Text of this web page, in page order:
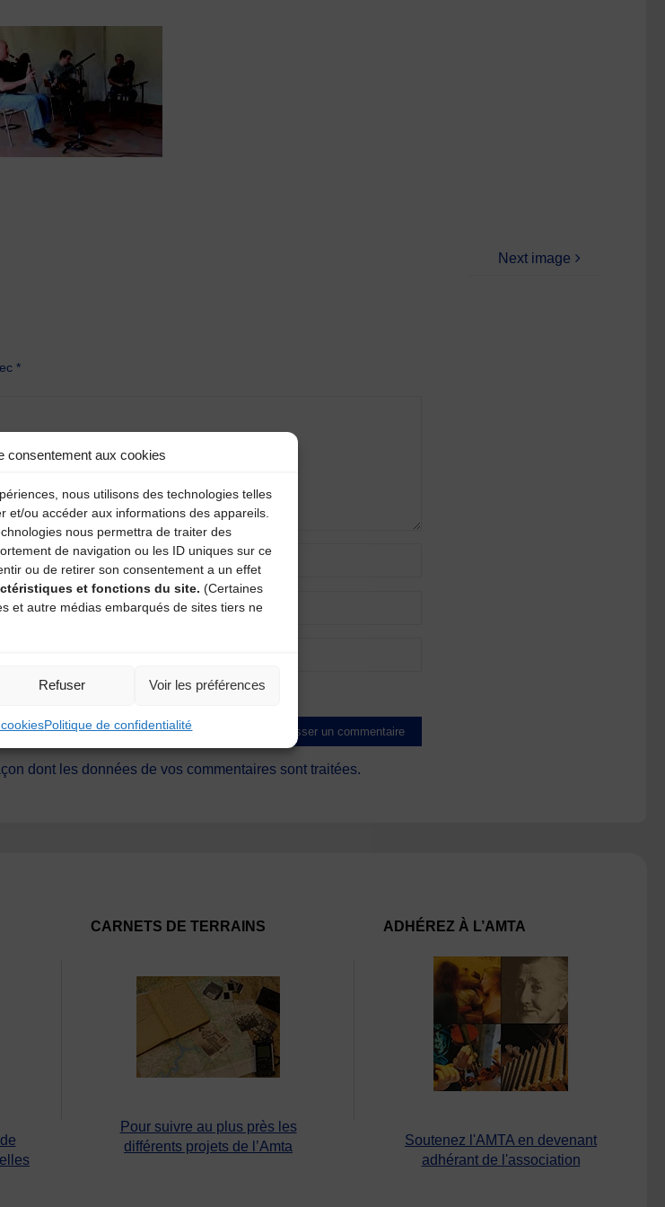
consentement aux cookies
nous utilisons des technologies telles
et/ou accéder aux informations des appareils.
nous permettra de traiter des
de navigation ou les ID uniques sur ce
ou de retirer son consentement a un effet
et fonctions du site. (Certaines
et autre médias embarqués de sites tiers ne
Refuser Voir les préférences
Politique de confidentialité
Next image
*
dont les données de vos commentaires sont traitées.
CARNETS DE TERRAINS
Pour suivre au plus près les
différents projets de l’Amta
ADHÉREZ À L’AMTA
Soutenez l'AMTA en devenant
adhérant de l'association